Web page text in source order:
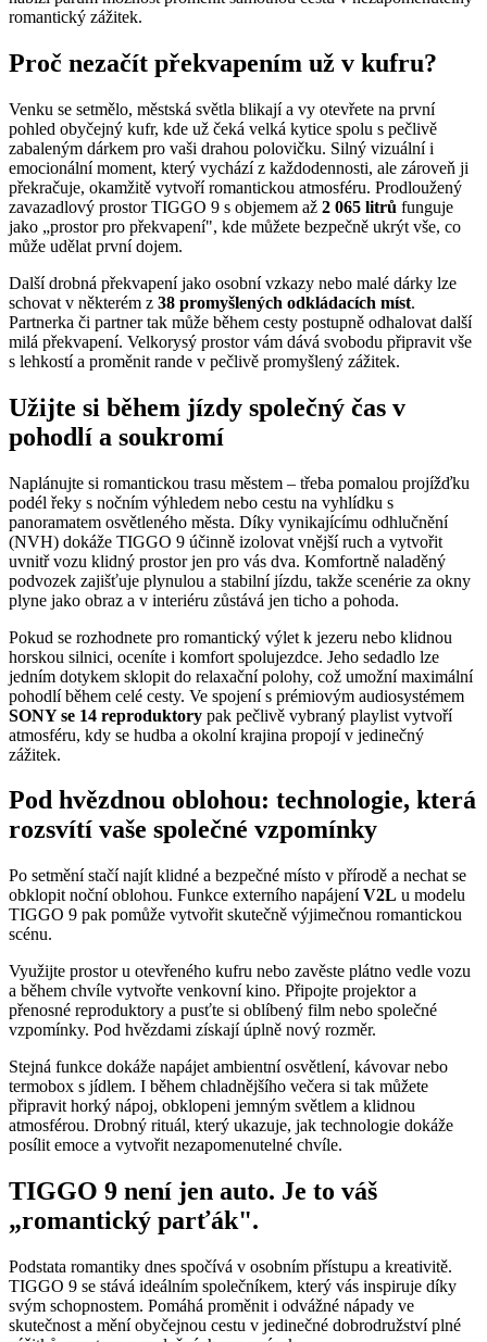
romantický zážitek.
Proč nezačít překvapením už v kufru?
Venku se setmělo, městská světla blikají a vy otevřete na první
pohled obyčejný kufr, kde už čeká velká kytice spolu s pečlivě
zabaleným dárkem pro vaši drahou polovičku. Silný vizuální i
emocionální moment, který vychází z každodennosti, ale zároveň ji
překračuje, okamžitě vytvoří romantickou atmosféru. Prodloužený
zavazadlový prostor TIGGO 9 s objemem až 2 065 litrů funguje
jako „prostor pro překvapení", kde můžete bezpečně ukrýt vše, co
může udělat první dojem.
Další drobná překvapení jako osobní vzkazy nebo malé dárky lze
schovat v některém z 38 promyšlených odkládacích míst.
Partnerka či partner tak může během cesty postupně odhalovat další
milá překvapení. Velkorysý prostor vám dává svobodu připravit vše
s lehkostí a proměnit rande v pečlivě promyšlený zážitek.
Užijte si během jízdy společný čas v
pohodlí a soukromí
Naplánujte si romantickou trasu městem – třeba pomalou projížďku
podél řeky s nočním výhledem nebo cestu na vyhlídku s
panoramatem osvětleného města. Díky vynikajícímu odhlučnění
(NVH) dokáže TIGGO 9 účinně izolovat vnější ruch a vytvořit
uvnitř vozu klidný prostor jen pro vás dva. Komfortně naladěný
podvozek zajišťuje plynulou a stabilní jízdu, takže scenérie za okny
plyne jako obraz a v interiéru zůstává jen ticho a pohoda.
Pokud se rozhodnete pro romantický výlet k jezeru nebo klidnou
horskou silnici, oceníte i komfort spolujezdce. Jeho sedadlo lze
jedním dotykem sklopit do relaxační polohy, což umožní maximální
pohodlí během celé cesty. Ve spojení s prémiovým audiosystémem
SONY se 14 reproduktory pak pečlivě vybraný playlist vytvoří
atmosféru, kdy se hudba a okolní krajina propojí v jedinečný
zážitek.
Pod hvězdnou oblohou: technologie, která
rozsvítí vaše společné vzpomínky
Po setmění stačí najít klidné a bezpečné místo v přírodě a nechat se
obklopit noční oblohou. Funkce externího napájeníV2L u modelu
TIGGO 9 pak pomůže vytvořit skutečně výjimečnou romantickou
scénu.
Využijte prostor u otevřeného kufru nebo zavěste plátno vedle vozu
a během chvíle vytvořte venkovní kino. Připojte projektor a
přenosné reproduktory a pusťte si oblíbený film nebo společné
vzpomínky. Pod hvězdami získají úplně nový rozměr.
Stejná funkce dokáže napájet ambientní osvětlení, kávovar nebo
termobox s jídlem. I během chladnějšího večera si tak můžete
připravit horký nápoj, obklopeni jemným světlem a klidnou
atmosférou. Drobný rituál, který ukazuje, jak technologie dokáže
posílit emoce a vytvořit nezapomenutelné chvíle.
TIGGO 9 není jen auto. Je to váš
„romantický parťák".
Podstata romantiky dnes spočívá v osobním přístupu a kreativitě.
TIGGO 9 se stává ideálním společníkem, který vás inspiruje díky
svým schopnostem. Pomáhá proměnit i odvážné nápady ve
skutečnost a mění obyčejnou cestu v jedinečné dobrodružství plné